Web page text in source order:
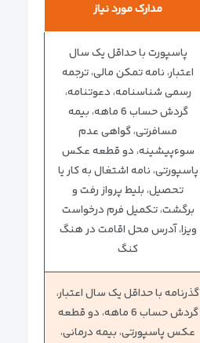
مدارک مورد نیاز
پاسپورت با حداقل یک سال
اعتبار، نامه تمکن مالی، ترجمه
رسمی شناسنامه، دعوتنامه،
گردش حساب 6 ماهه، بیمه
مسافرتی، گواهی عدم
سوء‌پیشینه، دو قطعه عکس
پاسپورتی، نامه اشتغال به کار یا
تحصیل، بلیط پرواز رفت و
برگشت، تکمیل فرم درخواست
ویزا، آدرس محل اقامت در هنگ
کنگ
گذرنامه با حداقل یک سال اعتبار،
گردش حساب 6 ماهه، دو قطعه
عکس پاسپورتی، بیمه درمانی،